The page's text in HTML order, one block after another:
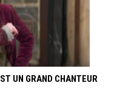
UN GRAND CHANTEUR